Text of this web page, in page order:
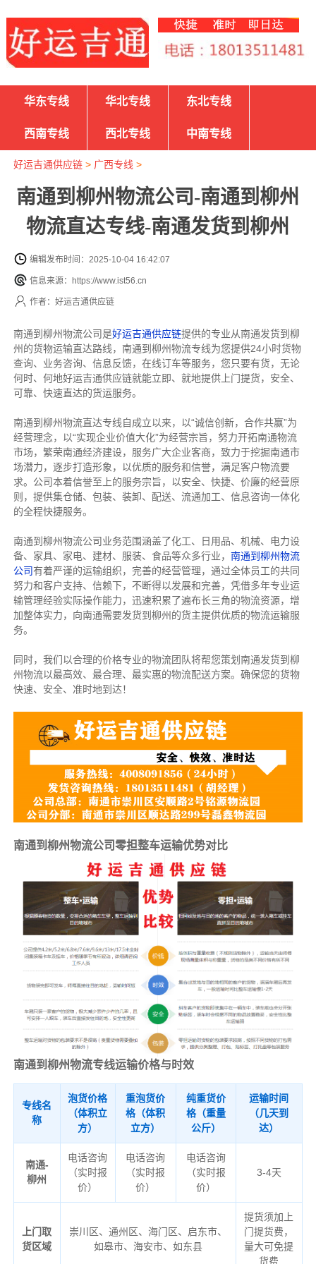
华东专线 华北专线 东北专线
西南专线 西北专线 中南专线
好运吉通供应链> 广西专线 >
南通到柳州物流公司-南通到柳州
物流直达专线-南通发货到柳州
编辑发布时间：2025-10-04 16:42:07
信息来源：https://www.ist56.cn
作者：好运吉通供应链
南通到柳州物流公司是好运吉通供应链提供的专业从南通发货到柳
州的货物运输直达路线，南通到柳州物流专线为您提供24小时货物
查询、业务咨询、信息反馈，在线订车等服务，您只要有货，无论
何时、何地好运吉通供应链就能立即、就地提供上门提货，安全、
可靠、快速直达的货运服务。
南通到柳州物流直达专线自成立以来，以“诚信创新，合作共赢”为
经营理念，以“实现企业价值大化”为经营宗旨，努力开拓南通物流
市场，繁荣南通经济建设，服务广大企业客商，致力于挖掘南通市
场潜力，逐步打造形象，以优质的服务和信誉，满足客户物流要
求。公司本着信誉至上的服务宗旨，以安全、快捷、价廉的经营原
则，提供集仓储、包装、装卸、配送、流通加工、信息咨询一体化
的全程快捷服务。
南通到柳州物流公司业务范围涵盖了化工、日用品、机械、电力设
备、家具、家电、建材、服装、食品等众多行业， 南通到柳州物流
公司有着严谨的运输组织，完善的经营管理，通过全体员工的共同
努力和客户支持、信赖下，不断得以发展和完善，凭借多年专业运
输管理经验实际操作能力，迅速积累了遍布长三角的物流资源，增
加整体实力，向南通需要发货到柳州的货主提供优质的物流运输服
务。
同时，我们以合理的价格专业的物流团队将帮您策划南通发货到柳
州物流以最高效、最合理、最实惠的物流配送方案。确保您的货物
快速、安全、准时地到达！
南通到柳州物流公司零担整车运输优势对比
南通到柳州物流专线运输价格与时效
专线名
称
泡货价格
（体积立
方）
重泡货价
格（体积
立方）
纯重货价
格（重量
公斤）
运输时间
（几天到
达）
南通-
柳州
电话咨询
（实时报
价）
电话咨询
（实时报
价）
电话咨询
（实时报
价）
3-4天
上门取
货区域
崇川区、通州区、海门区、启东市、
如皋市、海安市、如东县
提货须加上
门提货费，
量大可免提
货费